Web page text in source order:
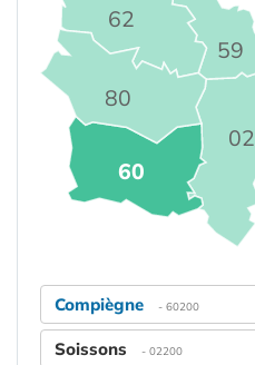
02
59
60
62
80
Compiègne - 60200
Soissons - 02200